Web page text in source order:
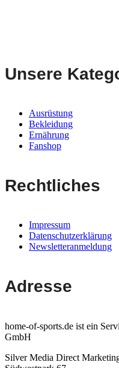
Unsere
Ausrüstung
Bekleidung
Ernährung
Fanshop
Rechtliches
Impressum
Datenschutzerklärung
Newsletteranmeldung
Adresse
home-of-sports.de ist ein
GmbH
Silver Media Direct